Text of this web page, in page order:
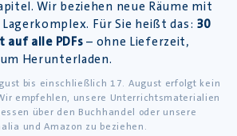
Lowry
der Erinnerungund DVD Hüter
Wir beziehen neue Räume mit
Für Sie heißt das: 30
auf alle PDFs – ohne Lieferzeit,
Herunterladen.
bis einschließlich 17. August erfolgt kein
empfehlen, unsere Unterrichtsmaterialien
über den Buchhandel oder unsere
und Amazon zu beziehen.